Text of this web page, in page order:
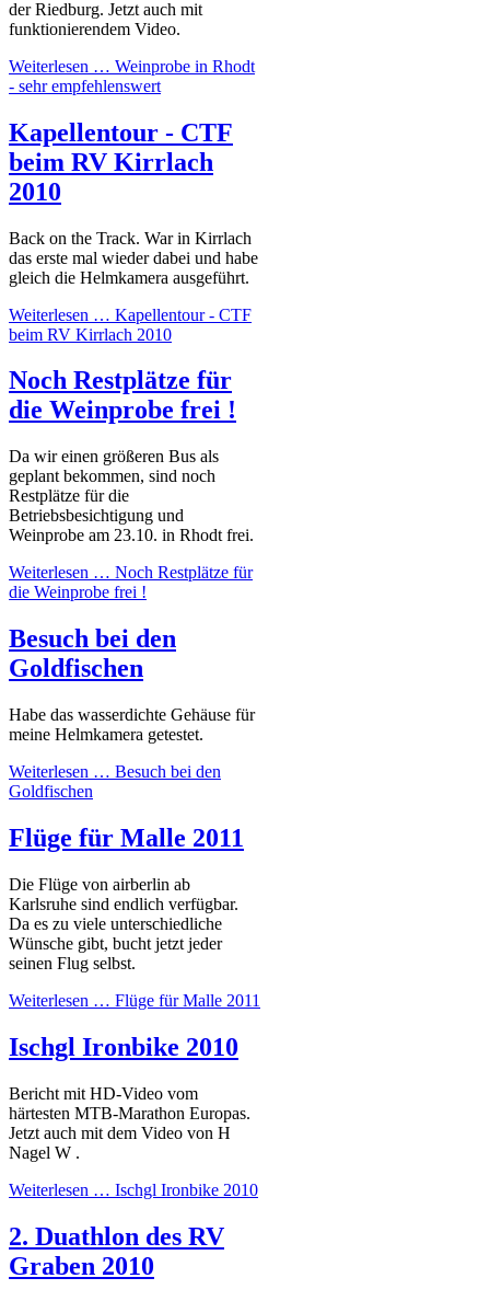
der Riedburg. Jetzt auch mit
funktionierendem Video.
Weiterlesen … Weinprobe in Rhodt
- sehr empfehlenswert
Kapellentour - CTF
beim RV Kirrlach
2010
Back on the Track. War in Kirrlach
das erste mal wieder dabei und habe
gleich die Helmkamera ausgeführt.
Weiterlesen … Kapellentour - CTF
beim RV Kirrlach 2010
Noch Restplätze für
die Weinprobe frei !
Da wir einen größeren Bus als
geplant bekommen, sind noch
Restplätze für die
Betriebsbesichtigung und
Weinprobe am 23.10. in Rhodt frei.
Weiterlesen … Noch Restplätze für
die Weinprobe frei !
Besuch bei den
Goldfischen
Habe das wasserdichte Gehäuse für
meine Helmkamera getestet.
Weiterlesen … Besuch bei den
Goldfischen
Flüge für Malle 2011
Die Flüge von airberlin ab
Karlsruhe sind endlich verfügbar.
Da es zu viele unterschiedliche
Wünsche gibt, bucht jetzt jeder
seinen Flug selbst.
Weiterlesen … Flüge für Malle 2011
Ischgl Ironbike 2010
Bericht mit HD-Video vom
härtesten MTB-Marathon Europas.
Jetzt auch mit dem Video von H
Nagel W .
Weiterlesen … Ischgl Ironbike 2010
2. Duathlon des RV
Graben 2010